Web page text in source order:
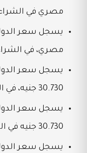
مصري في
مصري، في
يسجل سعر
30.730 جنيه، في الشراء، و
يسجل سعر
30.730 جنيه في الشراء، و